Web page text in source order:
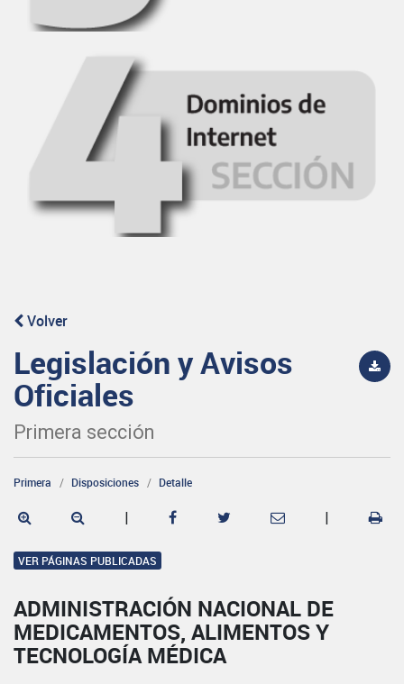
Volver
Legislación y Avisos
Oficiales
Primera sección
Primera Disposiciones Detalle
| |
VER PÁGINAS PUBLICADAS
ADMINISTRACIÓN NACIONAL DE
MEDICAMENTOS, ALIMENTOS Y
TECNOLOGÍA MÉDICA